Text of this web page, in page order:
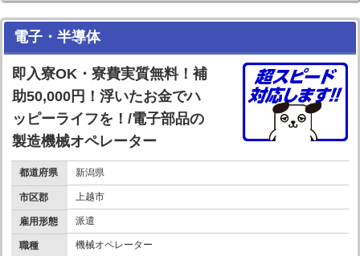
電子・半導体
即入寮OK・寮費実質無料！補
助50,000円！浮いたお金でハ
ッピーライフを！/電子部品の
製造機械オペレーター
都道府県 新潟県
市区郡 上越市
雇用形態 派遣
職種 機械オペレーター